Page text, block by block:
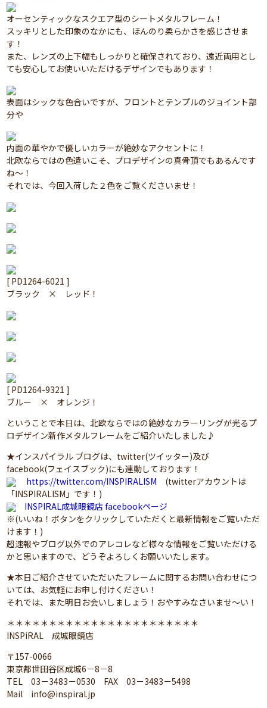
オーセンティックなスクエア型のシートメタルフレーム！
スッキリとした印象のなかにも、ほんのり柔らかさを感じさせま
す！
また、レンズの上下幅もしっかりと確保されており、遠近両用とし
ても安心してお使いいただけるデザインでもあります！
表面はシックな色合いですが、フロントとテンプルのジョイント部
分や
内面の華やかで優しいカラーが絶妙なアクセントに！
北欧ならではの色遣いこそ、プロデザインの真骨頂でもあるんです
ね～！
それでは、今回入荷した２色をご覧くださいませ！
[ PD1264-6021 ]
ブラック × レッド！
[ PD1264-9321 ]
ブルー × オレンジ！
ということで本日は、北欧ならではの絶妙なカラーリングが光るプ
ロデザイン新作メタルフレームをご紹介いたしました♪
★インスパイラル ブログは、twitter(ツイッター)及び
facebook(フェイスブック)にも連動しております！
https://twitter.com/INSPIRALISM (twitterアカウントは
「INSPIRALISM」です！)
INSPIRAL成城眼鏡店 facebookページ
※(いいね！ボタンをクリックしていただくと最新情報をご覧いただ
けます！)
超速報やブログ以外でのアレコレなど様々な情報をご覧いただける
かと思いますので、どうぞよろしくお願いいたします。
★本日ご紹介させていただいたフレームに関するお問い合わせにつ
いては、お気軽にお申し付けください！
それでは、また明日お会いしましょう！おやすみなさいませ～い！
＊＊＊＊＊＊＊＊＊＊＊＊＊＊＊＊＊＊＊＊＊＊＊
INSPiRAL 成城眼鏡店
〒157-0066
東京都世田谷区成城6－8－8
TEL 03－3483－0530 FAX 03－3483－5498
Mail info@inspiral.jp